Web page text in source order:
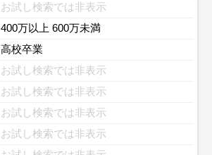
お試し検索では非表示
400万以上 600万未満
高校卒業
お試し検索では非表示
お試し検索では非表示
お試し検索では非表示
お試し検索では非表示